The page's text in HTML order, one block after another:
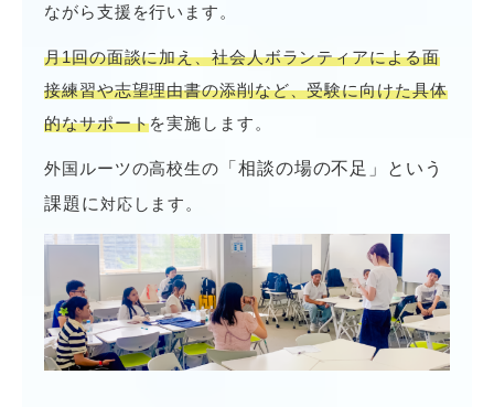
ながら支援を行います。
月1回の面談に加え、社会人ボランティアによる面
接練習や志望理由書の添削など、受験に向けた具体
的なサポートを実施します。
外国ルーツの高校生の 「相談の場の不足」という
課題に対応 します。